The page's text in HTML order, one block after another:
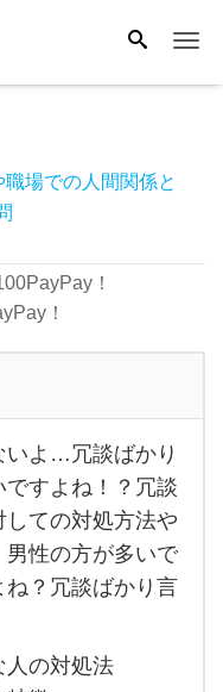
場での人間関係と
！
！
いよ…冗談ばかり
すよね！？冗談
ての対処方法や
性の方が多いで
？冗談ばかり言
人の対処法